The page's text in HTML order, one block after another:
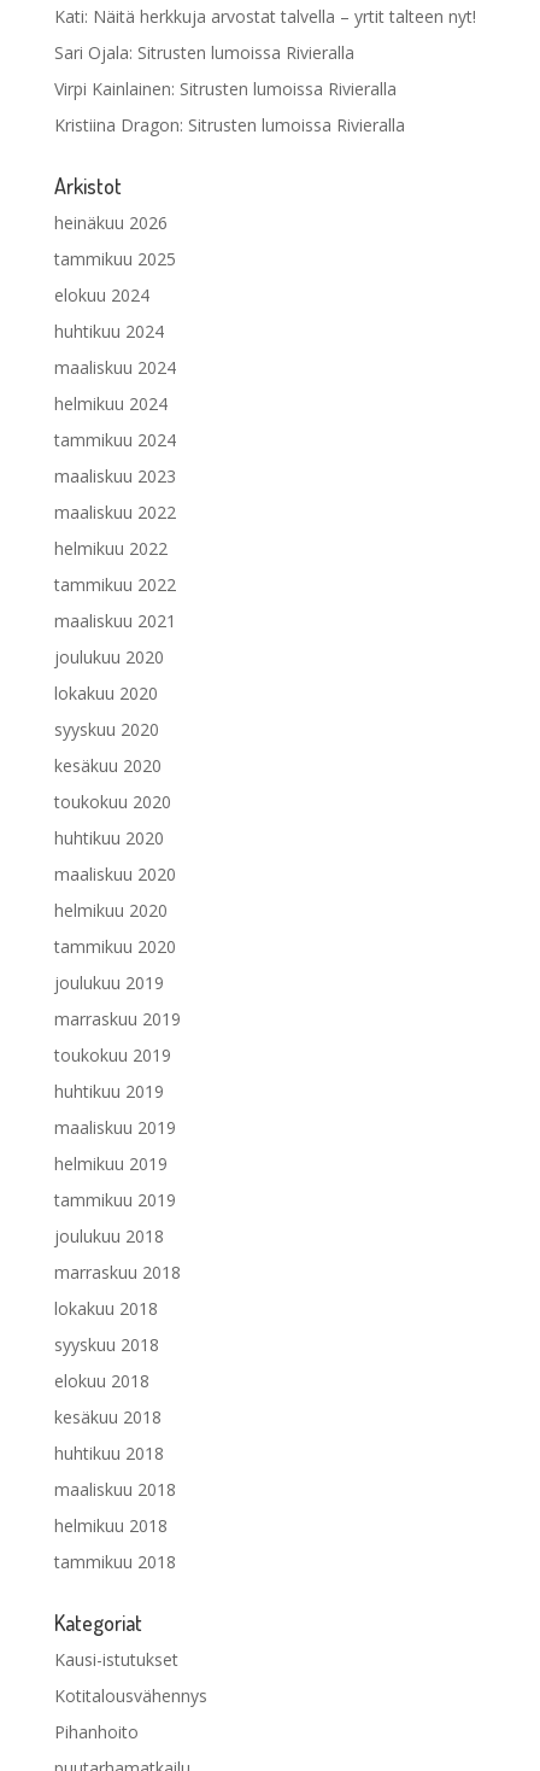
Kati: Näitä herkkuja arvostat talvella – yrtit talteen nyt!
Sari Ojala: Sitrusten lumoissa Rivieralla
Virpi Kainlainen: Sitrusten lumoissa Rivieralla
Kristiina Dragon: Sitrusten lumoissa Rivieralla
Arkistot
heinäkuu 2026
tammikuu 2025
elokuu 2024
huhtikuu 2024
maaliskuu 2024
helmikuu 2024
tammikuu 2024
maaliskuu 2023
maaliskuu 2022
helmikuu 2022
tammikuu 2022
maaliskuu 2021
joulukuu 2020
lokakuu 2020
syyskuu 2020
kesäkuu 2020
toukokuu 2020
huhtikuu 2020
maaliskuu 2020
helmikuu 2020
tammikuu 2020
joulukuu 2019
marraskuu 2019
toukokuu 2019
huhtikuu 2019
maaliskuu 2019
helmikuu 2019
tammikuu 2019
joulukuu 2018
marraskuu 2018
lokakuu 2018
syyskuu 2018
elokuu 2018
kesäkuu 2018
huhtikuu 2018
maaliskuu 2018
helmikuu 2018
tammikuu 2018
Kategoriat
Kausi-istutukset
Kotitalousvähennys
Pihanhoito